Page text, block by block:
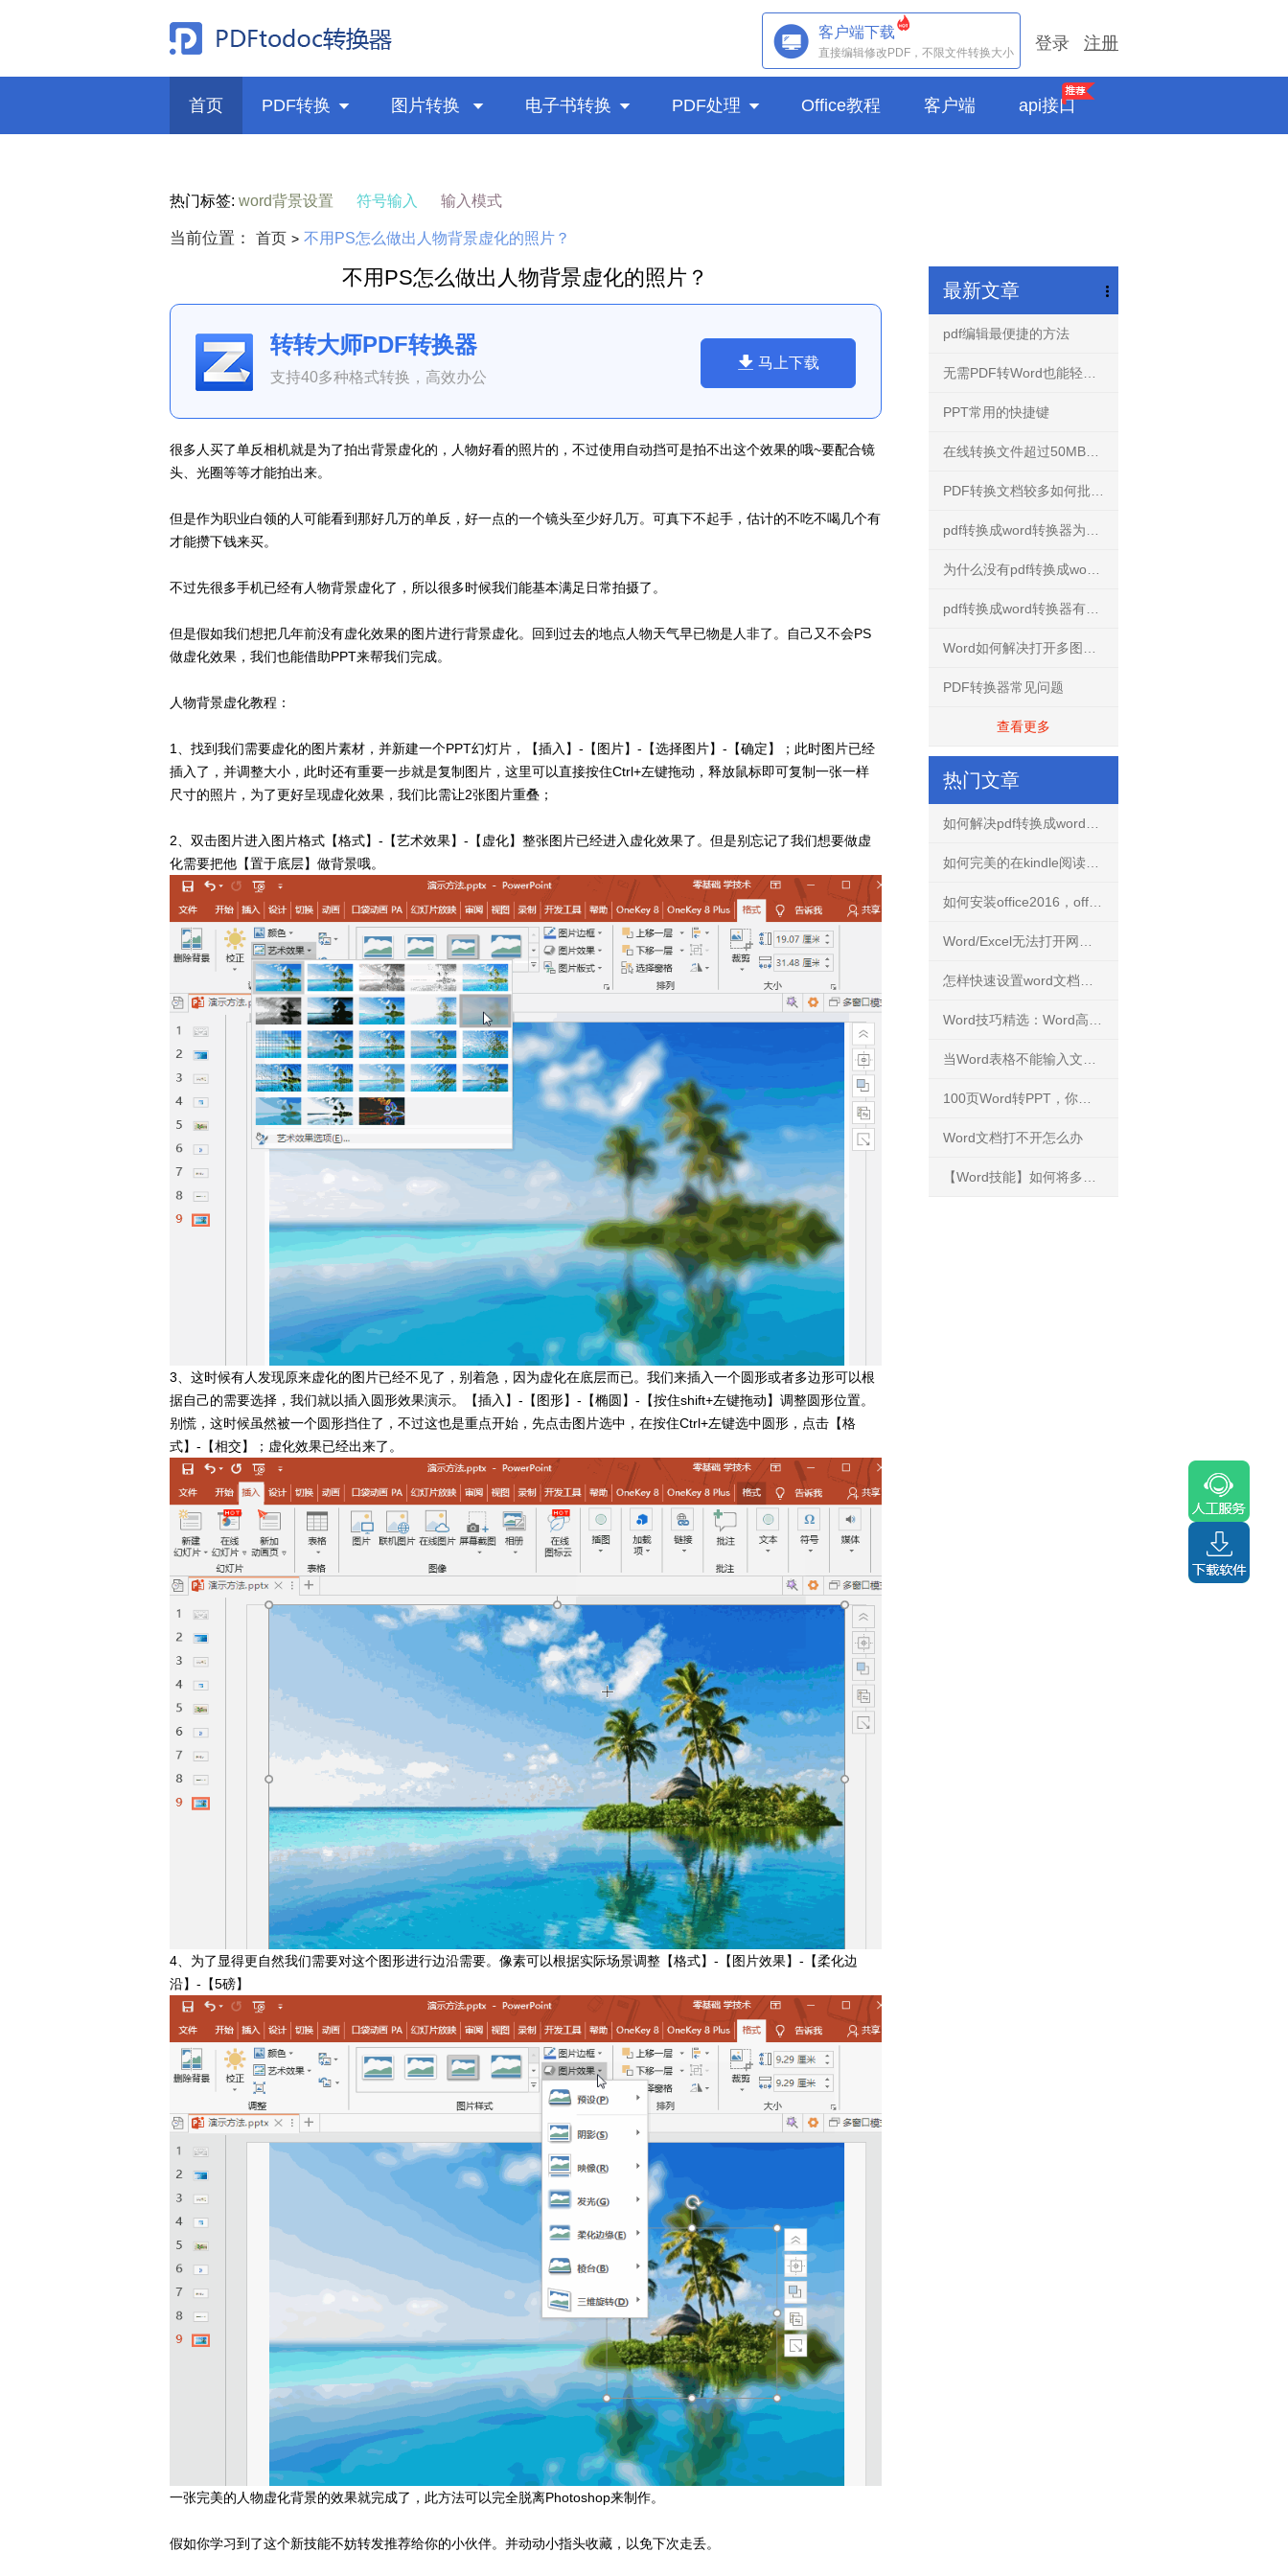
登录 注册
客户端下载
直接编辑修改PDF，不限文件转换大小
首页 PDF转换  图片转换  电子书转换  PDF处理  Office教程 客户端 api接口
热门标签: word背景设置 符号输入 输入模式
当前位置： 首页 > 不用PS怎么做出人物背景虚化的照片？
不用PS怎么做出人物背景虚化的照片？
转转大师PDF转换器
支持40多种格式转换，高效办公
马上下载
很多人买了单反相机就是为了拍出背景虚化的，人物好看的照片的，不过使用自动挡可是拍不出这个效果的哦~要配合镜
头、光圈等等才能拍出来。
但是作为职业白领的人可能看到那好几万的单反，好一点的一个镜头至少好几万。可真下不起手，估计的不吃不喝几个有
才能攒下钱来买。
不过先很多手机已经有人物背景虚化了，所以很多时候我们能基本满足日常拍摄了。
但是假如我们想把几年前没有虚化效果的图片进行背景虚化。回到过去的地点人物天气早已物是人非了。自己又不会PS
做虚化效果，我们也能借助PPT来帮我们完成。
人物背景虚化教程：
1、找到我们需要虚化的图片素材，并新建一个PPT幻灯片，【插入】-【图片】-【选择图片】-【确定】；此时图片已经
插入了，并调整大小，此时还有重要一步就是复制图片，这里可以直接按住Ctrl+左键拖动，释放鼠标即可复制一张一样
尺寸的照片，为了更好呈现虚化效果，我们比需让2张图片重叠；
2、双击图片进入图片格式【格式】-【艺术效果】-【虚化】整张图片已经进入虚化效果了。但是别忘记了我们想要做虚
化需要把他【置于底层】做背景哦。
3、这时候有人发现原来虚化的图片已经不见了，别着急，因为虚化在底层而已。我们来插入一个圆形或者多边形可以根
据自己的需要选择，我们就以插入圆形效果演示。【插入】-【图形】-【椭圆】-【按住shift+左键拖动】调整圆形位置。
别慌，这时候虽然被一个圆形挡住了，不过这也是重点开始，先点击图片选中，在按住Ctrl+左键选中圆形，点击【格
式】-【相交】；虚化效果已经出来了。
4、为了显得更自然我们需要对这个图形进行边沿需要。像素可以根据实际场景调整【格式】-【图片效果】-【柔化边
沿】-【5磅】
一张完美的人物虚化背景的效果就完成了，此方法可以完全脱离Photoshop来制作。
假如你学习到了这个新技能不妨转发推荐给你的小伙伴。并动动小指头收藏，以免下次走丢。
最新文章
pdf编辑最便捷的方法
PPT常用的快捷键
PDF转换器常见问题
查看更多
热门文章
Word文档打不开怎么办